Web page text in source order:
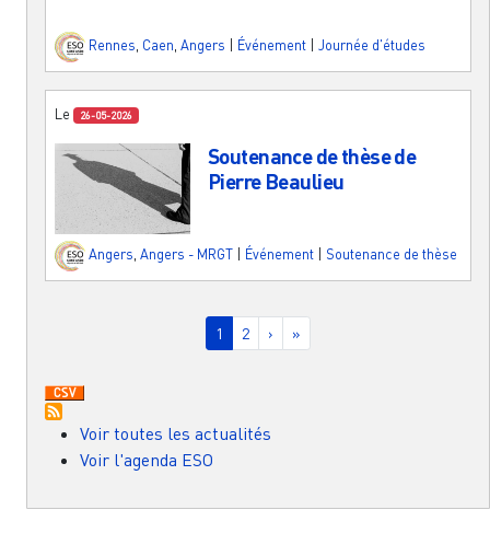
Rennes, Caen, Angers Événement Journée d'études
Le 26-05-2026
Soutenance de thèse de
Pierre Beaulieu
Angers, Angers - MRGT Événement Soutenance de thèse
Page courante
1 Page
2 Page suivante
› Dernière page
»
Voir toutes les actualités
Voir l'agenda ESO